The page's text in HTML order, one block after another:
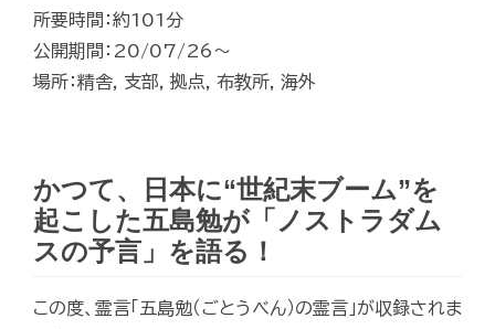
所要時間：約101分
公開期間：20/07/26～
場所：精舎, 支部, 拠点, 布教所, 海外
かつて、日本に“世紀末ブーム”を
起こした五島勉が「ノストラダム
スの予言」を語る！
この度、霊言「五島勉（ごとうべん）の霊言」が収録されま